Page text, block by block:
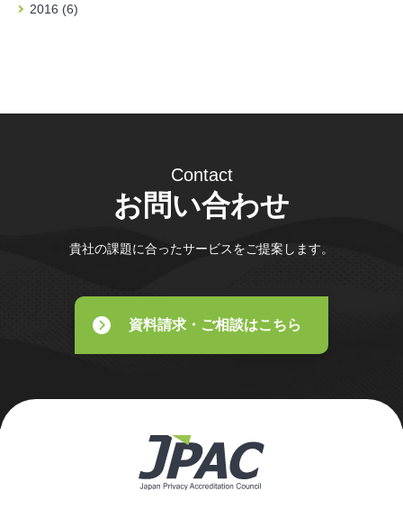
2016 (6)
Contact
お問い合わせ
貴社の課題に合ったサービスをご提案します。
資料請求・ご相談はこちら